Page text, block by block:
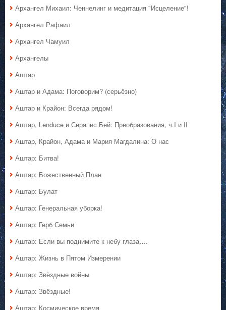
Архангел Михаил: Ченнелинг и медитация "Исцеление"!
Архангел Рафаил
Архангел Чамуил
Архангелы
Аштар
Аштар и Адама: Поговорим? (серьёзно)
Аштар и Крайон: Всегда рядом!
Аштар, Lenduce и Серапис Бей: Преобразования, ч.I и II
Аштар, Крайон, Адама и Мария Магдалина: О нас
Аштар: Битва!
Аштар: Божественный План
Аштар: Булат
Аштар: Генеральная уборка!
Аштар: Герб Семьи
Аштар: Если вы поднимите к небу глаза….
Аштар: Жизнь в Пятом Измерении
Аштар: Звёздные войны
Аштар: Звёздные!
Аштар: Космическое время